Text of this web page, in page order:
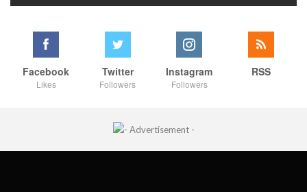
Facebook
Likes
Twitter
Followers
Instagram
Followers
RSS